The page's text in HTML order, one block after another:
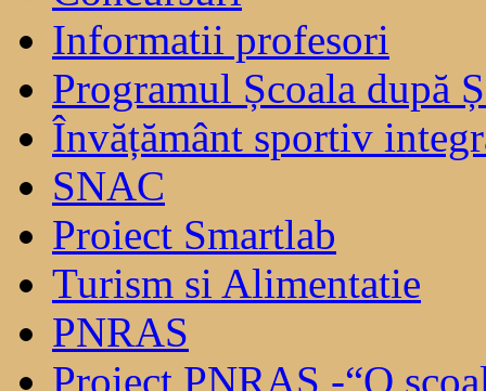
Informatii profesori
Programul Școala după
Învățământ sportiv
SNAC
Proiect Smartlab
Turism si Alimentatie
PNRAS
Proiect PNRAS -“O